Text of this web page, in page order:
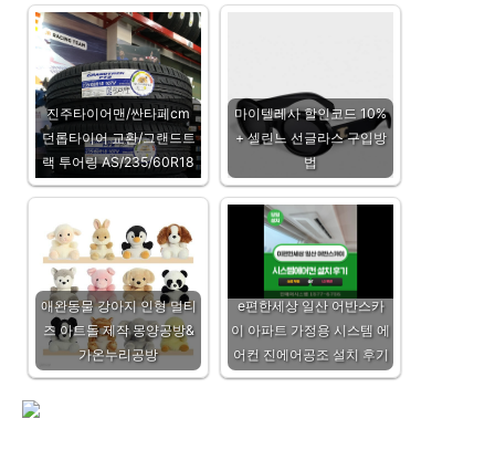
진주타이어맨/싼타페cm
던롭타이어 교환/그랜드트
랙 투어링 AS/235/60R18
마이텔레사 할인코드 10%
+ 셀린느 선글라스 구입방
법
애완동물 강아지 인형 멀티
즈 아트돌 제작 몽양공방&
가온누리공방
e편한세상 일산 어반스카
이 아파트 가정용 시스템 에
어컨 진에어공조 설치 후기